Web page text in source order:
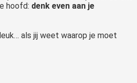
hoofd: denk even aan je
als jij weet waarop je moet